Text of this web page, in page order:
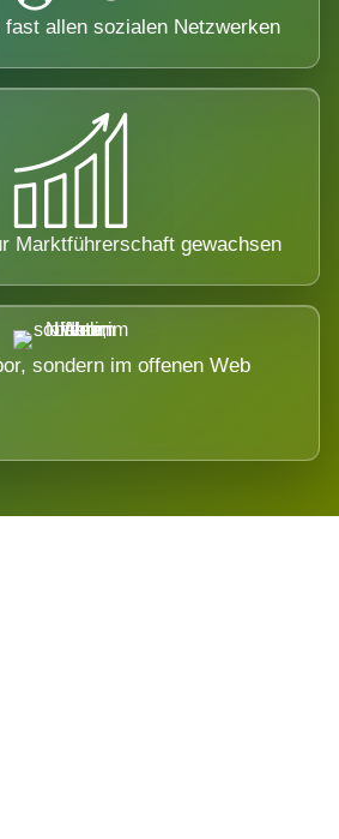
fast allen sozialen Netzwerken
Marktführerschaft gewachsen
sondern im offenen Web